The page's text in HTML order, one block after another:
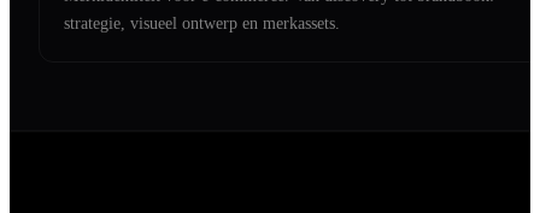
strategie, visueel ontwerp en merkassets.